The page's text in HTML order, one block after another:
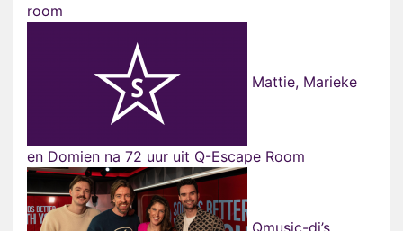
room
Mattie, Marieke
en Domien na 72 uur uit Q-Escape Room